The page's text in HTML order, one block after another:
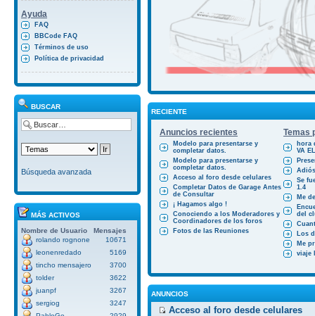
Ayuda
FAQ
BBCode FAQ
Términos de uso
Política de privacidad
BUSCAR
Búsqueda avanzada
MÁS ACTIVOS
Nombre de Usuario
Mensajes
rolando rognone
10671
leonenredado
5169
tincho mensajero
3700
tolder
3622
juanpf
3267
sergiog
3247
RECIENTE
Anuncios recientes Temas
Modelo para presentarse y
completar datos.
Modelo para presentarse y
completar datos.
Acceso al foro desde celulares
Completar Datos de Garage Antes
de Consultar
¡ Hagamos algo !
Conociendo a los Moderadores y
Coordinadores de los foros
Fotos de las Reuniones
hora
VA
Se
1.4
Me
del
Los
Me
viaje
ANUNCIOS
Acceso al foro desde celulares